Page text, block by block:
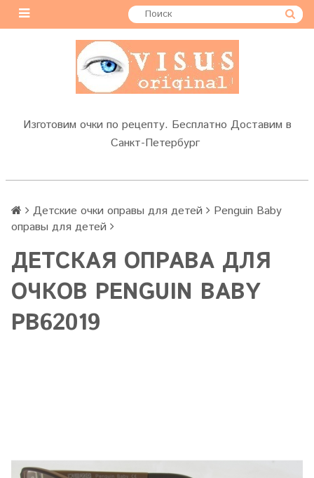
Изготовим очки по рецепту. Бесплатно Доставим в
Санкт-Петербург
Детские очки оправы для детей
Penguin Baby
оправы для детей
ДЕТСКАЯ ОПРАВА ДЛЯ
ОЧКОВ PENGUIN BABY
PB62019